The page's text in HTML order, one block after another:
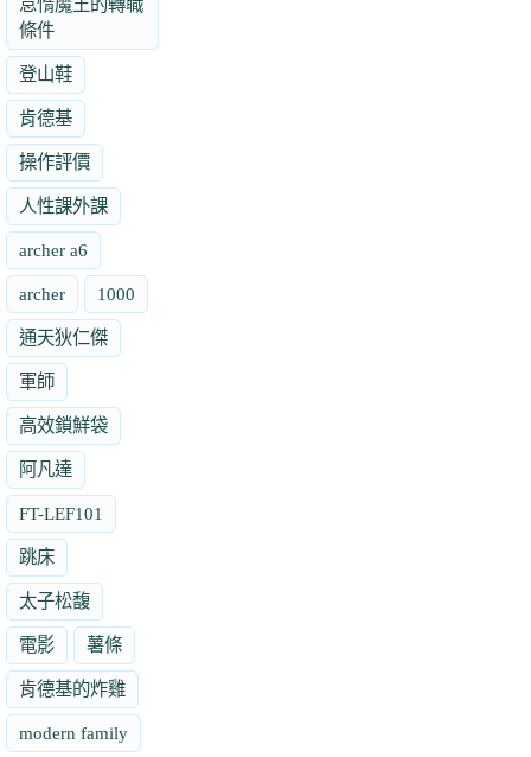
怠惰魔王的轉職
條件
登山鞋
肯德基
操作評價
人性課外課
archer a6
archer 1000
通天狄仁傑
軍師
高效鎖鮮袋
阿凡達
FT-LEF101
跳床
太子松馥
電影 薯條
肯德基的炸雞
modern family